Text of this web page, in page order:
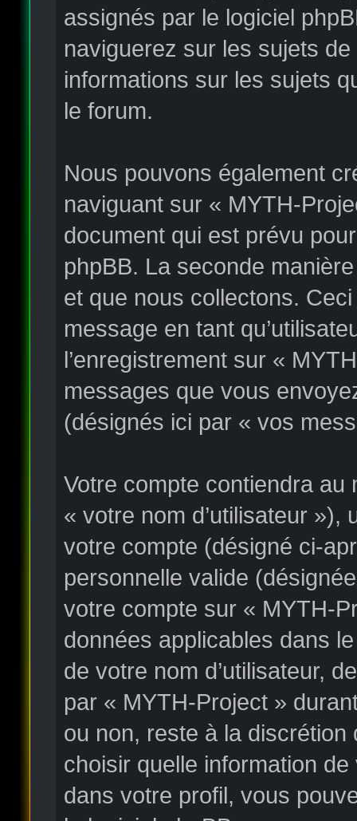
assignés par le logiciel
naviguerez sur les sujets
informations sur les sujets
le forum.
Nous pouvons également
naviguant sur « MYTH-
document qui est prévu
phpBB. La seconde
et que nous collectons.
message en tant
l’enregistrement sur «
messages que vous
(désignés ici par « vos
Votre compte contiendra au
« votre nom d’utilisateur
votre compte (désigné ci-
personnelle valide
votre compte sur « MYTH-
données applicables dans
de votre nom d’utilisateur,
par « MYTH-Project »
ou non, reste à la
choisir quelle information
dans votre profil, vous